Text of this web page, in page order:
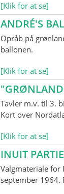
[Klik for at se]
ANDRÉ'S
Opråb på
ballonen.
[Klik for at se]
Tavler m.v. til 3.
Kort over
[Klik for at se]
INUIT
Valgmateriale for
september 1964.